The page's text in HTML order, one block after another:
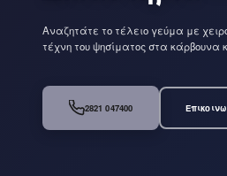
Αναζητάτε το τέλειο γεύμα με
τέχνη του ψησίματος στα κάρβουνα
2821 047400